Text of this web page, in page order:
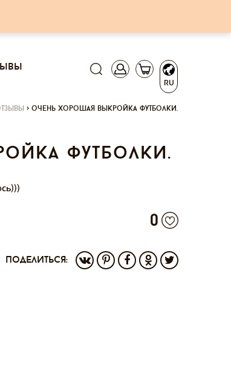
RU
> очень хорошая выкройка футболки.
футболки.
0
поделиться: